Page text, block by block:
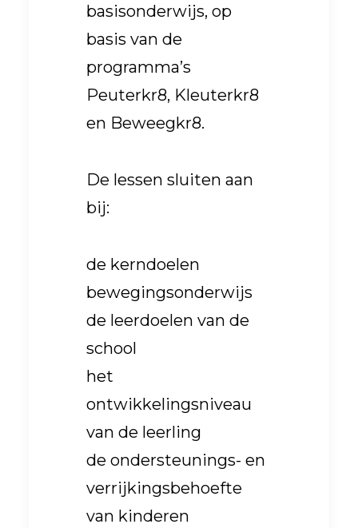
basisonderwijs, op
basis van de
programma’s
Peuterkr8, Kleuterkr8
en Beweegkr8.
De lessen sluiten aan
bij:
de kerndoelen
bewegingsonderwijs
de leerdoelen van de
school
het
ontwikkelingsniveau
van de leerling
de ondersteunings- en
verrijkingsbehoefte
van kinderen